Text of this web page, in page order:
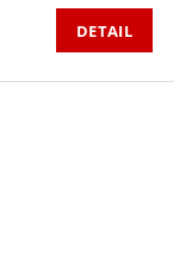
DETAIL